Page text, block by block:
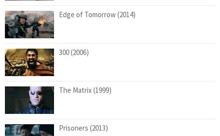
Edge of Tomorrow (2014)
300 (2006)
The Matrix (1999)
Prisoners (2013)